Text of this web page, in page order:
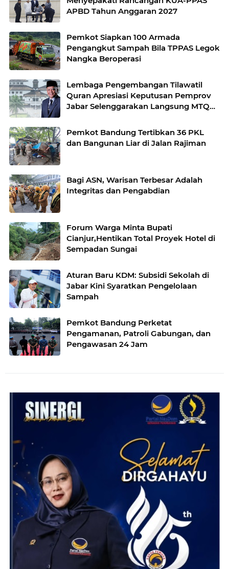
APBD Tahun Anggaran 2027
Pemkot Siapkan 100 Armada
Pengangkut Sampah Bila TPPAS Legok
Nangka Beroperasi
Lembaga Pengembangan Tilawatil
Quran Apresiasi Keputusan Pemprov
Jabar Selenggarakan Langsung MTQ
Pemkot Bandung Tertibkan 36 PKL
dan Bangunan Liar di Jalan Rajiman
Bagi ASN, Warisan Terbesar Adalah
Integritas dan Pengabdian
Forum Warga Minta Bupati
Cianjur,Hentikan Total Proyek Hotel di
Sempadan Sungai
Aturan Baru KDM: Subsidi Sekolah di
Jabar Kini Syaratkan Pengelolaan
Sampah
Pemkot Bandung Perketat
Pengamanan, Patroli Gabungan, dan
Pengawasan 24 Jam